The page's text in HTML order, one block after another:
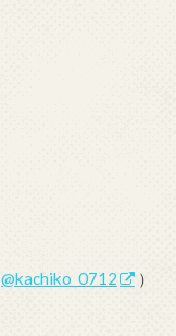
@kachiko_0712
）